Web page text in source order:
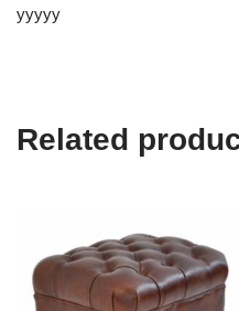
yyyyy
Related